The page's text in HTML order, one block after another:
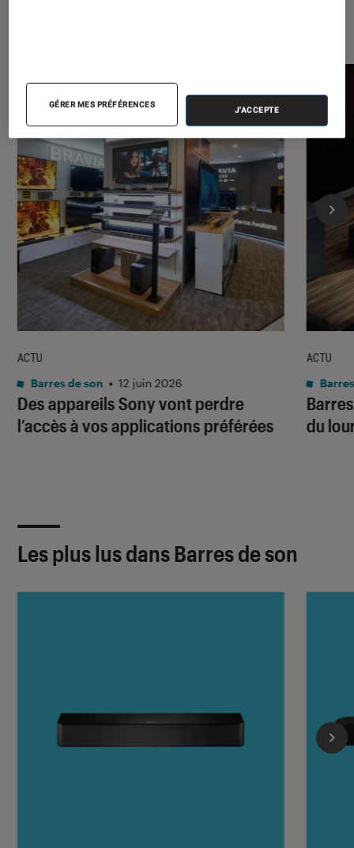
Des appareils Sony vont perdre
l’accès à vos applications préférées
ACTU
Barres de son • 12 juin 2026
du
ACTU
Les plus lus dans Barres de son
GÉRER MES PRÉFÉRENCES
J'ACCEPTE